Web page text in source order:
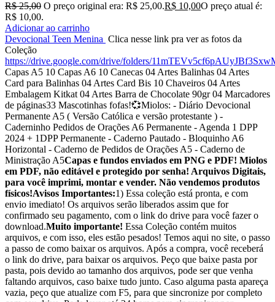
R$25,00 O preço original era: R$ 25,00.R$ 10,00O preço atual é:
R$ 10,00.
Adicionar ao carrinho
Devocional Teen Menina Clica nesse link pra ver as fotos da
Coleção
https://drive.google.com/drive/folders/
Capas A5 10 Capas A6 10 Canecas 04 Artes Balinhas 04 Artes
Card para Balinhas 04 Artes Card Bis 10 Chaveiros 04 Artes
Embalagem Kitkat 04 Artes Barra de Chocolate 90gr 04 Marcadores
de páginas33 Mascotinhas fofas!💞Miolos: - Diário Devocional
Permanente A5 ( Versão Católica e versão protestante ) -
Caderninho Pedidos de Orações A6 Permanente - Agenda 1 DPP
2024 + 1DPP Permanente - Caderno Pautado - Bloquinho A6
Horizontal - Caderno de Pedidos de Orações A5 - Caderno de
Ministração A5Capas e fundos enviados em PNG e PDF! Miolos
em PDF, não editável e protegido por senha! Arquivos Digitais,
para você imprimi, montar e vender. Não vendemos produtos
físicos!Avisos Importantes:1) Essa coleção está pronta, e com
envio imediato! Os arquivos serão liberados assim que for
confirmado seu pagamento, com o link do drive para você fazer o
download.Muito importante! Essa Coleção contém muitos
arquivos, e com isso, eles estão pesados! Temos aqui no site, o passo
a passo de como baixar os arquivos. Após a compra, você receberá
o link do drive, para baixar os arquivos. Peço que baixe pasta por
pasta, pois devido ao tamanho dos arquivos, pode ser que venha
faltando arquivos, caso baixe tudo junto. Caso alguma pasta apareça
vazia, peço que atualize com F5, para que sincronize por completo